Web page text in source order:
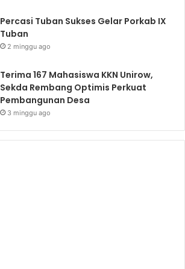
Percasi Tuban Sukses Gelar Porkab IX
Tuban
2 minggu ago
Terima 167 Mahasiswa KKN Unirow,
Sekda Rembang Optimis Perkuat
Pembangunan Desa
3 minggu ago